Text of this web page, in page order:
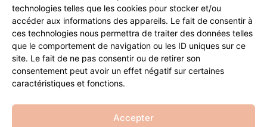
technologies telles que les cookies pour stocker et/ou
accéder aux informations des appareils. Le fait de consentir à
ces technologies nous permettra de traiter des données telles
que le comportement de navigation ou les ID uniques sur ce
site. Le fait de ne pas consentir ou de retirer son
consentement peut avoir un effet négatif sur certaines
caractéristiques et fonctions.
Accepter
Contact
20B Grand Rue 68180 Horbourg-Wihr
06 84 93 03 01
contact@valentinepoulain.com